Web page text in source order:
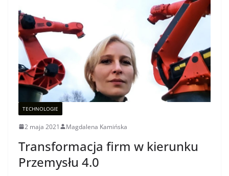
TECHNOLOGIE
2 maja 2021 Magdalena Kamińska
Transformacja firm w kierunku
Przemysłu 4.0